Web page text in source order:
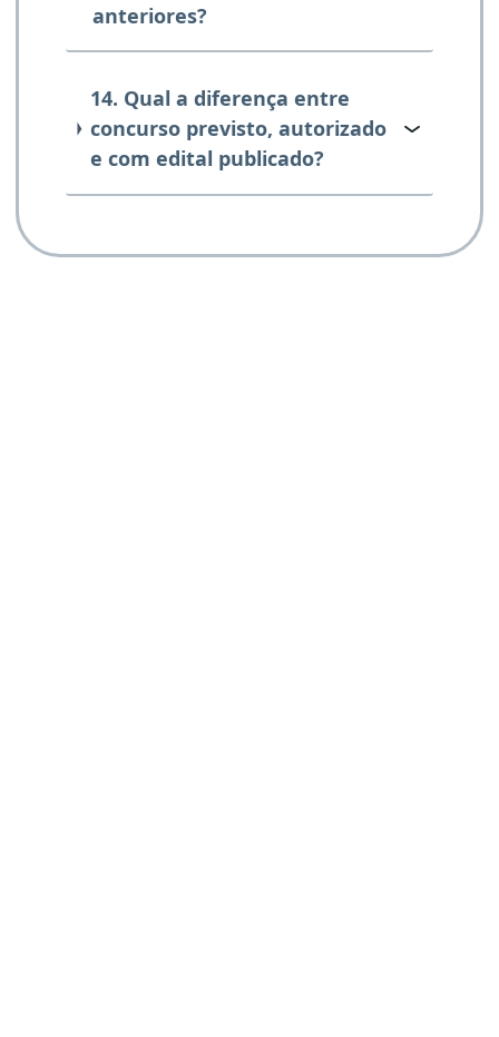
anteriores?
14. Qual a diferença entre
concurso previsto, autorizado
e com edital publicado?